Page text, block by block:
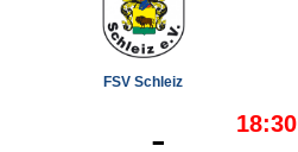
FSV Schleiz
- 18:30